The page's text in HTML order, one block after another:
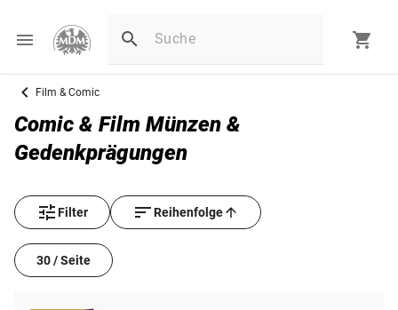
Film & Comic
Comic & Film Münzen &
Gedenkprägungen
Filter Reihenfolge
30 / Seite